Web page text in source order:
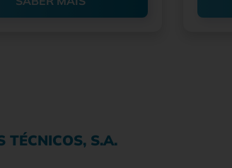
TÉCNICOS, S.A.